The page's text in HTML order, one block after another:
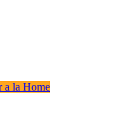
a la Home